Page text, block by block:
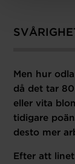
Men hur
då det tar
eller vita
tidigare
desto mer
Efter att